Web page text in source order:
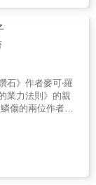
毒關係中倖存。
得身心俱疲。本
真實案例剖析五
控手法，邀請你
伴你找回愛與被
了控制、關係成
自己──不是你不
一個「自戀型伴
今他總是只談自
有說有笑，下一
意，經常莫名其
信，懷疑自己太
的他變了一個
下了面具。你愛
出來的樣子。本
自我療癒的諮商
感操控、冷暴
識隱藏在伴侶偽
己傷痕累累的內
石》作者麥可‧羅
業力法則》的親
傷的兩位作者，
自身經歷證實──
。本書前半部，
交替視角，真誠